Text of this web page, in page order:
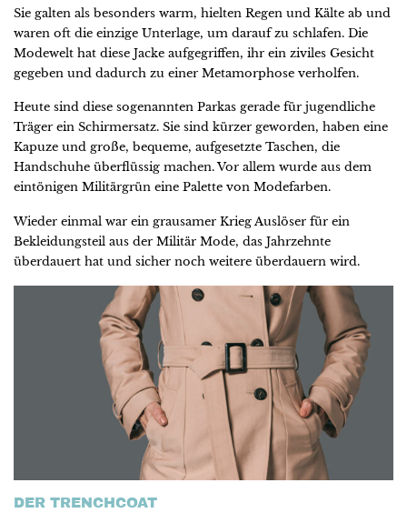
Sie galten als besonders warm, hielten Regen und Kälte ab und
waren oft die einzige Unterlage, um darauf zu schlafen. Die
Modewelt hat diese Jacke aufgegriffen, ihr ein ziviles Gesicht
gegeben und dadurch zu einer Metamorphose verholfen.
Heute sind diese sogenannten Parkas gerade für jugendliche
Träger ein Schirmersatz. Sie sind kürzer geworden, haben eine
Kapuze und große, bequeme, aufgesetzte Taschen, die
Handschuhe überflüssig machen. Vor allem wurde aus dem
eintönigen Militärgrün eine Palette von Modefarben.
Wieder einmal war ein grausamer Krieg Auslöser für ein
Bekleidungsteil aus der Militär Mode, das Jahrzehnte
überdauert hat und sicher noch weitere überdauern wird.
DER TRENCHCOAT